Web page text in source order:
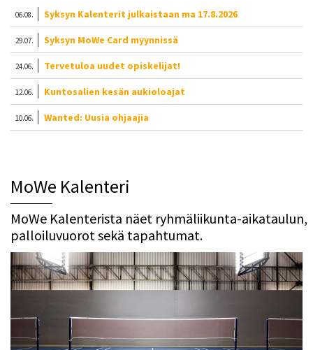
06.08. Syksyn Kalenterit julkaistaan ma 17.8.2026
29.07. Syksyn MoWe Card myynnissä
24.06. Tervetuloa uudet opiskelijat!
12.06. Kuntosalien kesän aukioloajat
10.06. Wanted: Uusia ohjaajia
MoWe Kalenteri
MoWe Kalenterista näet ryhmäliikunta-aikataulun,
palloiluvuorot sekä tapahtumat.